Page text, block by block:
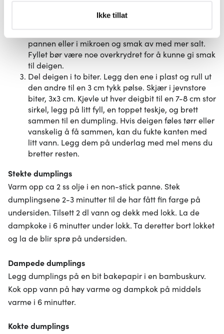
kan du lese om hvordan dine personlige
brukes. Du kan hele tiden endre eller trekke tilbake ditt
samtykke fra erklæringen om informasjonskapsler.
Vi bruker informasjonskapsler for å gi innhold og
annonser et personlig preg, for å levere sosiale
mediefunksjoner og for å analysere trafikken vår. Vi deler
dessuten informasjon om hvordan du bruker nettstedet
vårt, med partnerne våre innen sosiale medier,
annonsering og analysearbeid, som kan kombinere den
med annen informasjon du har gjort tilgjengelig for dem,
eller som de har samlet inn gjennom din bruk av
tjenestene deres.
Ikke tillat
Bland til den er helt jevn. Dette gjør at fyllet holder
seg sammen og får rett tekstur. Rør deretter i
pannen eller i mikroen og smak av med mer salt.
Fyllet bør være noe overkrydret for å kunne gi smak
til deigen.
Del deigen i to biter. Legg den ene i plast og rull ut
den andre til en 3 cm tykk pølse. Skjær i jevnstore
biter, 3x3 cm. Kjevle ut hver deigbit til en 7-8 cm stor
sirkel, legg på litt fyll, en toppet teskje, og brett
sammen til en dumpling. Hvis deigen føles tørr eller
vanskelig å få sammen, kan du fukte kanten med
litt vann. Legg dem på underlag med mel mens du
bretter resten.
Stekte dumplings
Varm opp ca 2 ss olje i en non-stick panne. Stek
dumplingsene 2-3 minutter til de har fått fin farge på
undersiden. Tilsett 2 dl vann og dekk med lokk. La de
dampkoke i 6 minutter under lokk. Ta deretter bort lokket
og la de blir sprø på undersiden.
Dampede dumplings
Legg dumplings på en bit bakepapir i en bambuskurv.
Kok opp vann på høy varme og dampkok på middels
varme i 6 minutter.
Kokte dumplings